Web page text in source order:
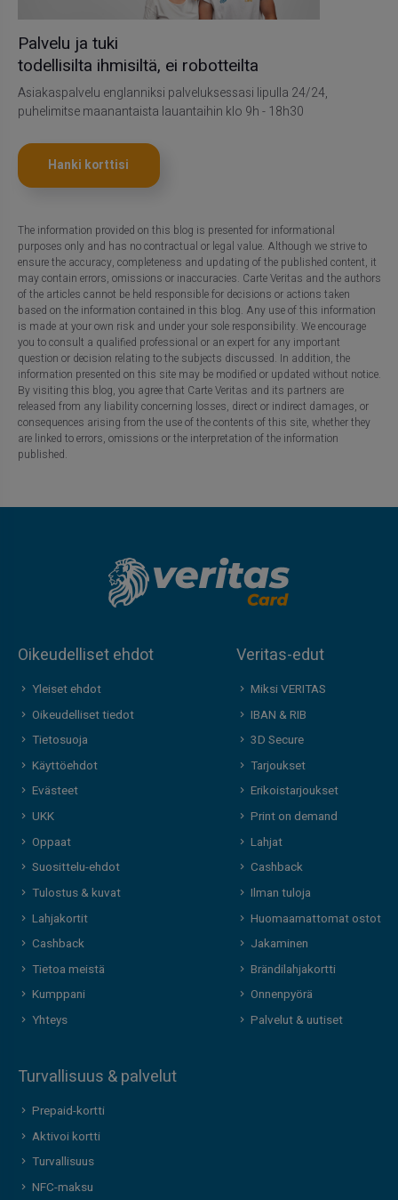
Palvelu ja tuki
todellisilta ihmisiltä, ei robotteilta
Asiakaspalvelu englanniksi palveluksessasi lipulla 24/24,
puhelimitse maanantaista lauantaihin klo 9h - 18h30
Hanki korttisi
The information provided on this blog is presented for informational
purposes only and has no contractual or legal value. Although we strive to
ensure the accuracy, completeness and updating of the published content, it
may contain errors, omissions or inaccuracies. Carte Veritas and the authors
of the articles cannot be held responsible for decisions or actions taken
based on the information contained in this blog. Any use of this information
is made at your own risk and under your sole responsibility. We encourage
you to consult a qualified professional or an expert for any important
question or decision relating to the subjects discussed. In addition, the
information presented on this site may be modified or updated without notice.
By visiting this blog, you agree that Carte Veritas and its partners are
released from any liability concerning losses, direct or indirect damages, or
consequences arising from the use of the contents of this site, whether they
are linked to errors, omissions or the interpretation of the information
published.
Oikeudelliset ehdot
Yleiset ehdot
Oikeudelliset tiedot
Tietosuoja
Käyttöehdot
Evästeet
UKK
Oppaat
Suosittelu-ehdot
Tulostus & kuvat
Lahjakortit
Cashback
Tietoa meistä
Kumppani
Yhteys
Veritas-edut
Miksi VERITAS
IBAN & RIB
3D Secure
Tarjoukset
Erikoistarjoukset
Print on demand
Lahjat
Cashback
Ilman tuloja
Huomaamattomat ostot
Jakaminen
Brändilahjakortti
Onnenpyörä
Palvelut & uutiset
Turvallisuus & palvelut
Prepaid-kortti
Aktivoi kortti
Turvallisuus
NFC-maksu